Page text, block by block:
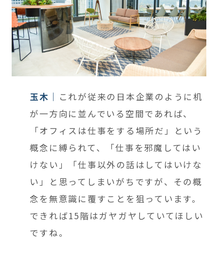
玉木
これが従来の日本企業のように机
が一方向に並んでいる空間であれば、
「オフィスは仕事をする場所だ」という
概念に縛られて、「仕事を邪魔してはい
けない」「仕事以外の話はしてはいけな
い」と思ってしまいがちですが、その概
念を無意識に覆すことを狙っています。
できれば15階はガヤガヤしていてほしい
ですね。